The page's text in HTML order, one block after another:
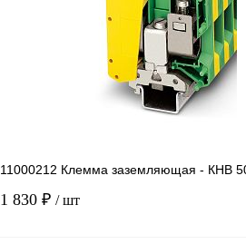
Сравнение
Под заказ
11000212 Клемма заземляющая - КНВ
1 830 ₽ / шт